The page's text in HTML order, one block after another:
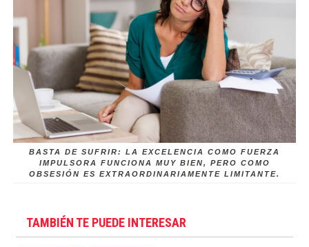
BASTA DE SUFRIR: LA EXCELENCIA COMO FUERZA
IMPULSORA FUNCIONA MUY BIEN, PERO COMO
OBSESIÓN ES EXTRAORDINARIAMENTE LIMITANTE.
TAMBIÉN TE PUEDE INTERESAR